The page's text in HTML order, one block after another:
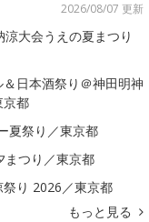
2026/08/07 更新
大会うえの夏まつり
日本酒祭り＠神田明神
京都
夏祭り／東京都
まつり／東京都
り 2026／東京都
もっと見る